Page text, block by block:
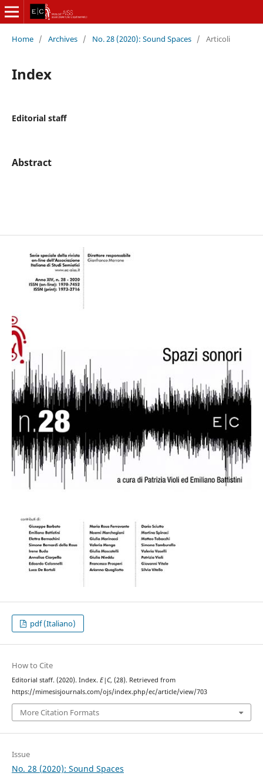
Home / Archives / No. 28 (2020): Sound Spaces / Articoli
Index
Editorial staff
Abstract
pdf (Italiano)
How to Cite
Editorial staff. (2020). Index. E|C, (28). Retrieved from
https://mimesisjournals.com/ojs/index.php/ec/article/view/703
More Citation Formats
Issue
No. 28 (2020): Sound Spaces